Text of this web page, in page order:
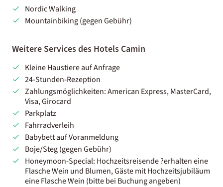
Nordic Walking
Mountainbiking (gegen Gebühr)
Weitere Services des Hotels Camin
Kleine Haustiere auf Anfrage
24-Stunden-Rezeption
Zahlungsmöglichkeiten: American Express, MasterCard,
Visa, Girocard
Parkplatz
Fahrradverleih
Babybett auf Voranmeldung
Boje/Steg (gegen Gebühr)
Honeymoon-Special: Hochzeitsreisende ?erhalten eine
Flasche Wein und Blumen, Gäste mit Hochzeitsjubiläum
eine Flasche Wein (bitte bei Buchung angeben)